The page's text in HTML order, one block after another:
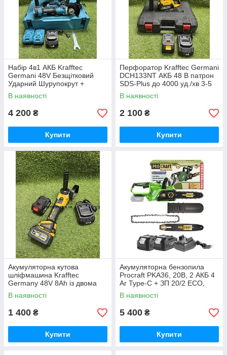
Набір 4в1 АКБ Krafftec
Germani 48V Безщітковий
Ударний Шурупокрут +
Перфоратор + Болгарка +
Гайковерт Набір 4в1
Німеччина Синій
В наявності
4 200 ₴
Купити
Перфоратор Krafftec Germani
DCH133NT АКБ 48 В патрон
SDS-Plus до 4000 уд./хв 3-5
Дж
В наявності
2 100 ₴
Купити
Акумуляторна кутова
шліфмашина Krafftec
Germany 48V 8Ah із двома
акумуляторами безщітковим
двигуном диском 125 мм БЕЗ
КЕЙСУ
В наявності
1 400 ₴
Купити
Акумуляторна бензопила
Procraft PKA36, 20В, 2 АКБ 4
Аг Type-C + ЗП 20/2 ECO,
шина 250 мм Німеччина
В наявності
5 400 ₴
Купити